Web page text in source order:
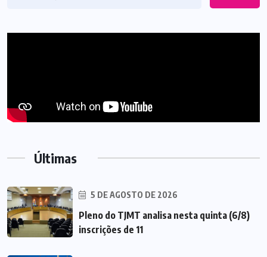
Últimas
5 DE AGOSTO DE 2026
Pleno do TJMT analisa nesta quinta (6/8)
inscrições de 11